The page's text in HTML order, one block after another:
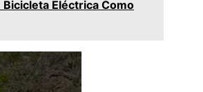
Eléctrica Como